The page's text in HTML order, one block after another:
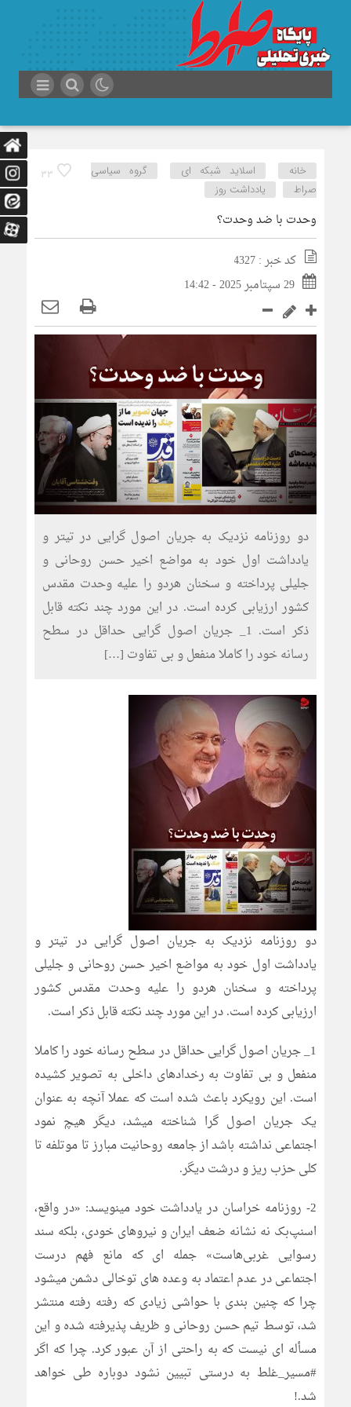
33 خانه اسلاید شبکه ای
گروه سیاسی
صراط
یادداشت روز
وحدت با ضد وحدت؟
کد خبر : 4327
29 سپتامبر 2025 - 14:42
دو روزنامه نزدیک به جریان اصول گرایی در تیتر و
یادداشت اول خود به مواضع اخیر حسن روحانی و
جلیلی پرداخته و سخنان هردو را علیه وحدت مقدس
کشور ارزیابی کرده است. در این مورد چند نکته قابل
ذکر است. 1_ جریان اصول گرایی حداقل در سطح
رسانه خود را کاملا منفعل و بی تفاوت […]
دو روزنامه نزدیک به جریان اصول گرایی در تیتر و
یادداشت اول خود به مواضع اخیر حسن روحانی و جلیلی
پرداخته و سخنان هردو را علیه وحدت مقدس کشور
ارزیابی کرده است. در این مورد چند نکته قابل ذکر است.
1_ جریان اصول گرایی حداقل در سطح رسانه خود را کاملا
منفعل و بی تفاوت به رخدادهای داخلی به تصویر کشیده
است. این رویکرد باعث شده است که عملا آنچه به عنوان
یک جریان اصول گرا شناخته میشد، دیگر هیچ نمود
اجتماعی نداشته باشد از جامعه روحانیت مبارز تا موتلفه تا
کلی حزب ریز و درشت دیگر.
2- روزنامه خراسان در یادداشت خود مینویسد: «در واقع،
اسنپ‌بک نه نشانه ضعف ایران و نیروهای خودی، بلکه سند
رسوایی غربی‌هاست» جمله ای که مانع فهم درست
اجتماعی در عدم اعتماد به وعده های توخالی دشمن میشود
چرا که چنین بندی با حواشی زیادی که رفته رفته منتشر
شد، توسط تیم حسن روحانی و ظریف پذیرفته شده و این
مسأله ای نیست که به راحتی از آن عبور کرد. چرا که اگر
#مسیر_غلط به درستی تبیین نشود دوباره طی خواهد
شد.!